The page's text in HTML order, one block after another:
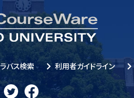
バス検索 利用者ガイドライン